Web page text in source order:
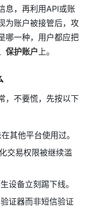
息，再利用API或账
为账户被接管后，攻
哪一种，用户都应把
保护账户上。
，不要慌，先按以下
其他平台使用过。
交易权限被继续滥
设备立刻踢下线。
证器而非短信验证